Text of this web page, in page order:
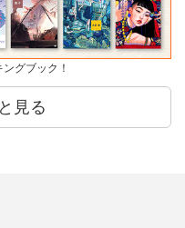
グブック！
見る